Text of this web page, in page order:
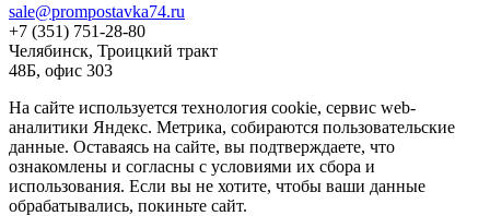
sale@prompostavka74.ru
+7 (351) 751-28-80
Челябинск, Троицкий тракт
48Б, офис 303
На сайте используется технология cookie, сервис web-
аналитики Яндекс. Метрика, собираются пользовательские
данные. Оставаясь на сайте, вы подтверждаете, что
ознакомлены и согласны с условиями их сбора и
использования. Если вы не хотите, чтобы ваши данные
обрабатывались, покиньте сайт.